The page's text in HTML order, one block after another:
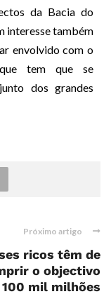
da Bacia do
interesse também
envolvido com o
que tem que se
dos grandes
Próximo artigo
ricos têm de
o objectivo
100 mil milhões